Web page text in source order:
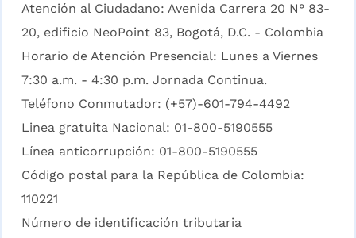
Atención al Ciudadano: Avenida Carrera 20 N° 83-
20, edificio NeoPoint 83, Bogotá, D.C. - Colombia
Horario de Atención Presencial: Lunes a Viernes
7:30 a.m. - 4:30 p.m. Jornada Continua.
Teléfono Conmutador: (+57)-601-794-4492
Linea gratuita Nacional: 01-800-5190555
Línea anticorrupción: 01-800-5190555
Código postal para la República de Colombia:
110221
Número de identificación tributaria